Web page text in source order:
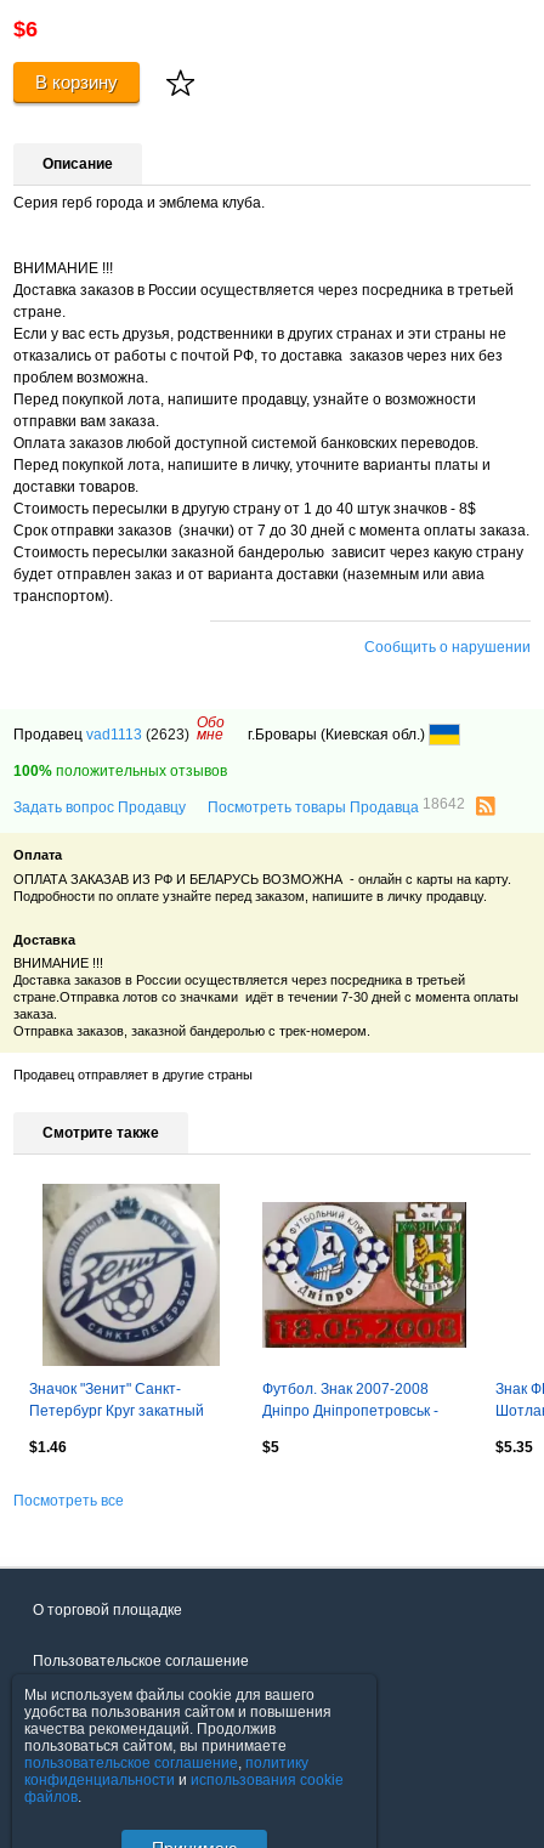
$6
В корзину
Описание
Серия герб города и эмблема клуба.
ВНИМАНИЕ !!!
Доставка заказов в России осуществляется через посредника в третьей
стране.
Если у вас есть друзья, родственники в других странах и эти страны не
отказались от работы с почтой РФ, то доставка заказов через них без
проблем возможна.
Перед покупкой лота, напишите продавцу, узнайте о возможности
отправки вам заказа.
Оплата заказов любой доступной системой банковских переводов.
Перед покупкой лота, напишите в личку, уточните варианты платы и
доставки товаров.
Стоимость пересылки в другую страну от 1 до 40 штук значков - 8$
Срок отправки заказов (значки) от 7 до 30 дней с момента оплаты заказа.
Стоимость пересылки заказной бандеролью зависит через какую страну
будет отправлен заказ и от варианта доставки (наземным или авиа
транспортом).
Сообщить о нарушении
Продавецvad1113 (2623)
Обо
мне г.Бровары (Киевская обл.)
100% положительных отзывов
Задать вопрос Продавцу Посмотреть товары Продавца 18642
Оплата
ОПЛАТА ЗАКАЗАВ ИЗ РФ И БЕЛАРУСЬ ВОЗМОЖНА - онлайн с карты на карту.
Подробности по оплате узнайте перед заказом, напишите в личку продавцу.
Доставка
ВНИМАНИЕ !!!
Доставка заказов в России осуществляется через посредника в третьей
стране.Отправка лотов со значками идёт в течении 7-30 дней с момента оплаты
заказа.
Отправка заказов, заказной бандеролью с трек-номером.
Продавец отправляет в другие страны
Смотрите также
Значок "Зенит" Санкт-
Петербург Круг закатный
$1.46
Футбол. Знак 2007-2008
Дніпро Дніпропетровськ -
$5
Знак
$5.35
Посмотреть все
О торговой площадке
Пользовательское соглашение
Политика конфиденциальности
Продавцы
Мы используем файлы cookie для вашего
удобства пользования сайтом и повышения
качества рекомендаций. Продолжив
пользоваться сайтом, вы принимаете
пользовательское соглашение, политику
конфиденциальности и использования cookie
файлов.